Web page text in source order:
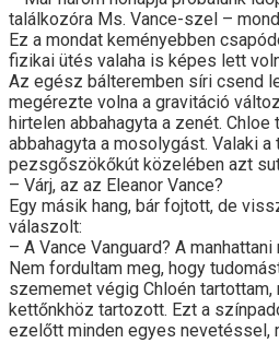
találkozóra Ms. Vance-szel –
Ez a mondat keményebben
fizikai ütés valaha is képes lett
Az egész bálteremben síri csend
megérezte volna a gravitáció
hirtelen abbahagyta a zenét. Chloe
abbahagyta a mosolygást. Valaki a
pezsgőszökőkút közelében azt
– Várj, az az Eleanor Vance?
Egy másik hang, bár fojtott, de
válaszolt:
– A Vance Vanguard? A
Nem fordultam meg, hogy
szememet végig Chloén tartottam,
kettőnkhöz tartozott. Ezt a
ezelőtt minden egyes nevetéssel,